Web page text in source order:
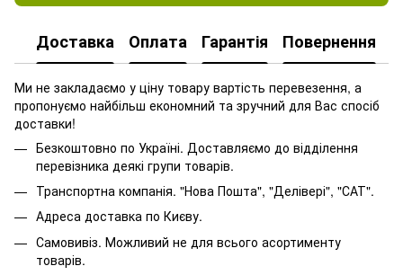
Доставка Оплата Гарантія Повернення
Ми не закладаємо у ціну товару вартість перевезення, а
пропонуємо найбільш економний та зручний для Вас спосіб
доставки!
Безкоштовно по Україні. Доставляємо до відділення
перевізника деякі групи товарів.
Транспортна компанія. "Нова Пошта", "Делівері", "САТ".
Адреса доставка по Києву.
Самовивіз. Можливий не для всього асортименту
товарів.